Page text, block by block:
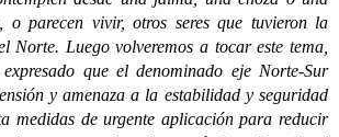
parecen vivir, otros seres que tuvieron la
Norte. Luego volveremos a tocar este tema,
que el denominado eje Norte-Sur
y amenaza a la estabilidad y seguridad
medidas de urgente aplicación para reducir